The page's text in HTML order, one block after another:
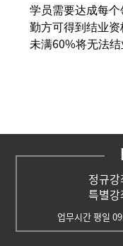
学员需要达成每
勤方可得到结业
未满60%将无法结
정규
특별
업무시간 평일